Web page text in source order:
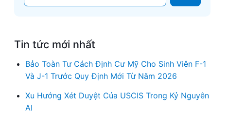
Tin tức mới nhất
Bảo Toàn Tư Cách Định Cư Mỹ Cho Sinh Viên F-1
Và J-1 Trước Quy Định Mới Từ Năm 2026
Xu Hướng Xét Duyệt Của USCIS Trong Kỷ Nguyên
AI